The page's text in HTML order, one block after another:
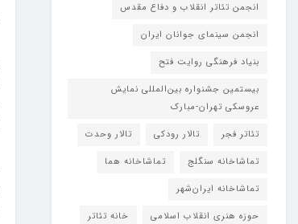
انجمن تئاتر انقلاب و دفاع مقدس
انجمن سینمای جوانان ایران
بنیاد فرهنگی روایت فتح
بیستمین جشنواره بین‌المللی نمایش
عروسکی تهران-مبارک
تئاتر فجر
تالار رودکی
تالار وحدت
تماشاخانه سنگلج
تماشاخانه هما
تماشاخانه‌ ایران‌شهر
حوزه هنری انقلاب اسلامی
خانه تئاتر